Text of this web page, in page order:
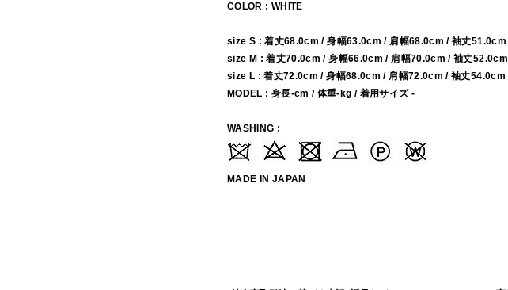
COLOR : WHITE
size S : 着丈68.0cm / 身幅63.0cm / 肩幅68.0cm / 袖丈51.0cm
size M : 着丈70.0cm / 身幅66.0cm / 肩幅70.0cm / 袖丈52.0cm
size L : 着丈72.0cm / 身幅68.0cm / 肩幅72.0cm / 袖丈54.0cm
MODEL : 身長-cm / 体重-kg / 着用サイズ -
WASHING :
MADE IN JAPAN